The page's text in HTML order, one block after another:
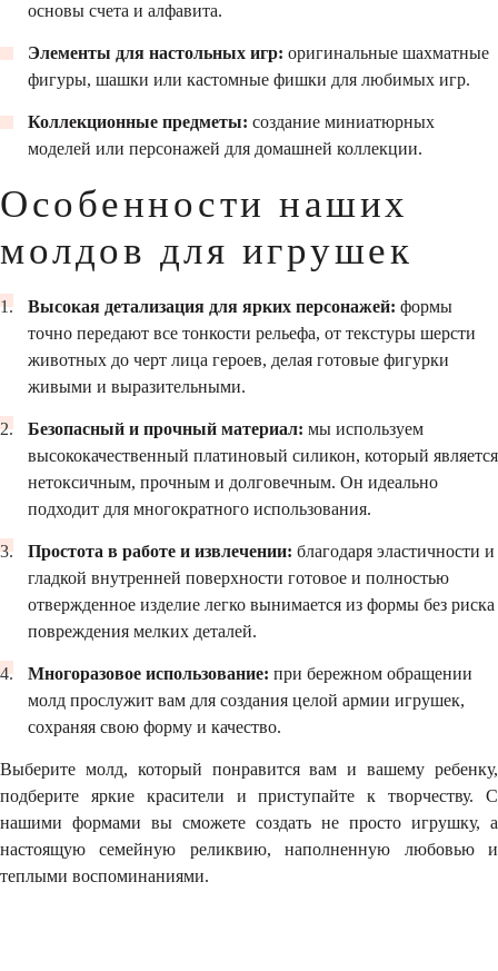
основы счета и алфавита.
Элементы для настольных игр: оригинальные шахматные
фигуры, шашки или кастомные фишки для любимых игр.
Коллекционные предметы: создание миниатюрных
моделей или персонажей для домашней коллекции.
Особенности наших
молдов для игрушек
Высокая детализация для ярких персонажей: формы
точно передают все тонкости рельефа, от текстуры шерсти
животных до черт лица героев, делая готовые фигурки
живыми и выразительными.
Безопасный и прочный материал: мы используем
высококачественный платиновый силикон, который является
нетоксичным, прочным и долговечным. Он идеально
подходит для многократного использования.
Простота в работе и извлечении: благодаря эластичности и
гладкой внутренней поверхности готовое и полностью
отвержденное изделие легко вынимается из формы без риска
повреждения мелких деталей.
Многоразовое использование: при бережном обращении
молд прослужит вам для создания целой армии игрушек,
сохраняя свою форму и качество.
Выберите молд, который понравится вам и вашему ребенку,
подберите яркие красители и приступайте к творчеству. С
нашими формами вы сможете создать не просто игрушку, а
настоящую семейную реликвию, наполненную любовью и
теплыми воспоминаниями.